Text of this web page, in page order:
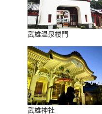
武雄温泉楼門
武雄神社